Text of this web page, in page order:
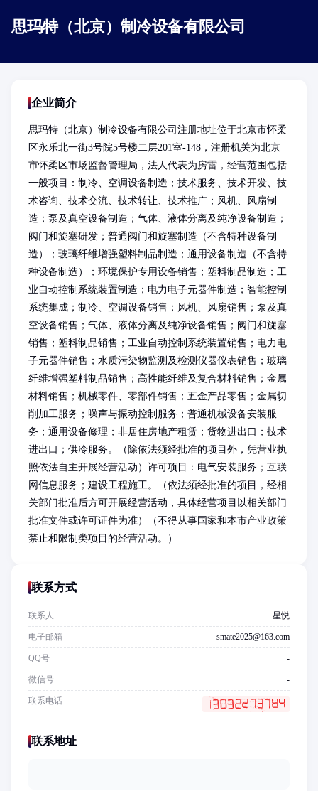
思玛特（北京）制冷设备有限公司
企业简介
思玛特（北京）制冷设备有限公司注册地址位于北京市怀柔
区永乐北一街3号院5号楼二层201室-148，注册机关为北京
市怀柔区市场监督管理局，法人代表为房雷，经营范围包括
一般项目：制冷、空调设备制造；技术服务、技术开发、技
术咨询、技术交流、技术转让、技术推广；风机、风扇制
造；泵及真空设备制造；气体、液体分离及纯净设备制造；
阀门和旋塞研发；普通阀门和旋塞制造（不含特种设备制
造）；玻璃纤维增强塑料制品制造；通用设备制造（不含特
种设备制造）；环境保护专用设备销售；塑料制品制造；工
业自动控制系统装置制造；电力电子元器件制造；智能控制
系统集成；制冷、空调设备销售；风机、风扇销售；泵及真
空设备销售；气体、液体分离及纯净设备销售；阀门和旋塞
销售；塑料制品销售；工业自动控制系统装置销售；电力电
子元器件销售；水质污染物监测及检测仪器仪表销售；玻璃
纤维增强塑料制品销售；高性能纤维及复合材料销售；金属
材料销售；机械零件、零部件销售；五金产品零售；金属切
削加工服务；噪声与振动控制服务；普通机械设备安装服
务；通用设备修理；非居住房地产租赁；货物进出口；技术
进出口；供冷服务。（除依法须经批准的项目外，凭营业执
照依法自主开展经营活动）许可项目：电气安装服务；互联
网信息服务；建设工程施工。（依法须经批准的项目，经相
关部门批准后方可开展经营活动，具体经营项目以相关部门
批准文件或许可证件为准）（不得从事国家和本市产业政策
禁止和限制类项目的经营活动。）
联系方式
联系人 星悦
电子邮箱 smate2025@163.com
QQ号 -
微信号 -
联系电话
联系地址
-